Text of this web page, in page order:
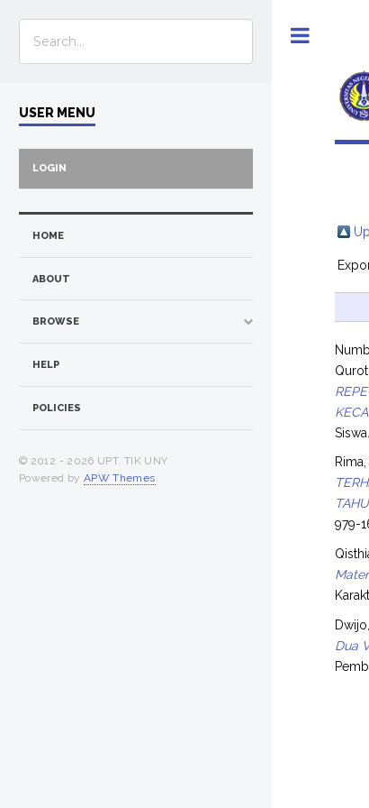
979-
Dua
USER MENU
LOGIN
HOME
ABOUT
BROWSE
HELP
POLICIES
© 2012 - 2026 UPT. TIK UNY
Powered by APW Themes